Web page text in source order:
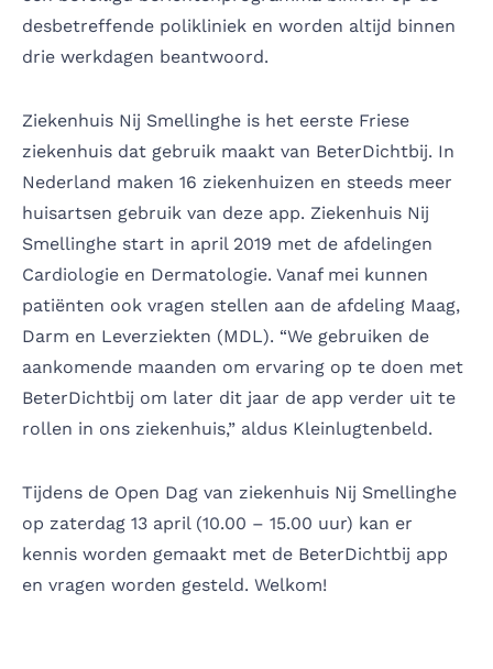
desbetreffende polikliniek en worden altijd binnen
drie werkdagen beantwoord.
Ziekenhuis Nij Smellinghe is het eerste Friese
ziekenhuis dat gebruik maakt van BeterDichtbij. In
Nederland maken 16 ziekenhuizen en steeds meer
huisartsen gebruik van deze app. Ziekenhuis Nij
Smellinghe start in april 2019 met de afdelingen
Cardiologie en Dermatologie. Vanaf mei kunnen
patiënten ook vragen stellen aan de afdeling Maag,
Darm en Leverziekten (MDL). “We gebruiken de
aankomende maanden om ervaring op te doen met
BeterDichtbij om later dit jaar de app verder uit te
rollen in ons ziekenhuis,” aldus Kleinlugtenbeld.
Tijdens de Open Dag van ziekenhuis Nij Smellinghe
op zaterdag 13 april (10.00 – 15.00 uur) kan er
kennis worden gemaakt met de BeterDichtbij app
en vragen worden gesteld. Welkom!